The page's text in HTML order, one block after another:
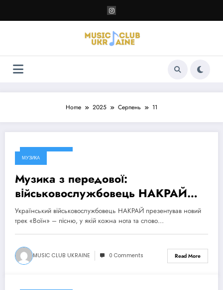
контенту
Home 2025 Серпень 11
11 Серпня, 2025
МУЗИКА
Музика з передової:
військовослужбовець НАКРАЙ
презентував потужний та щирий
трек «Воїн»
Український військовослужбовець НАКРАЙ презентував новий
трек «Воїн» – пісню, у якій кожна нота та слово…
MUSIC CLUB UKRAINE 0 Comments Read More